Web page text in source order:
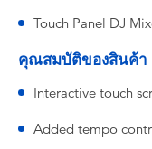
Touch Panel DJ
คุณสมบัติของสินค้า
Interactive touch
Added tempo